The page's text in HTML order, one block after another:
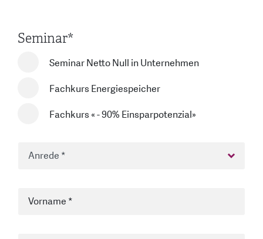
Seminar*
Seminar Netto Null in Unternehmen
Fachkurs Energiespeicher
Fachkurs « - 90% Einsparpotenzial»